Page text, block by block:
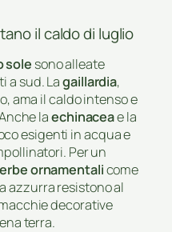
il caldo di luglio
sole sono alleate
a sud. Lagaillardia,
ama il caldo intenso e
laechinaceae la
esigenti in acqua e
Per un
erbe ornamentalicome
azzurra resistono al
decorative
terra.